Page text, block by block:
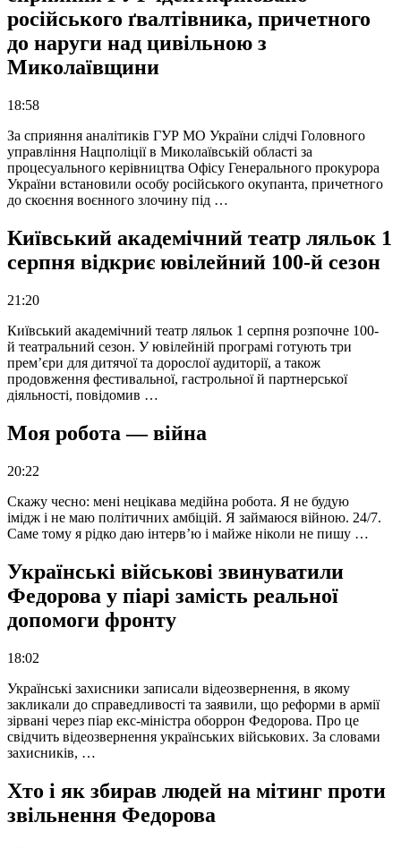
російського ґвалтівника, причетного
до наруги над цивільною з
Миколаївщини
18:58
За сприяння аналітиків ГУР МО України слідчі Головного
управління Нацполіції в Миколаївській області за
процесуального керівництва Офісу Генерального прокурора
України встановили особу російського окупанта, причетного
до скоєння воєнного злочину під …
Київський академічний театр ляльок 1
серпня відкриє ювілейний 100-й сезон
21:20
Київський академічний театр ляльок 1 серпня розпочне 100-
й театральний сезон. У ювілейній програмі готують три
прем’єри для дитячої та дорослої аудиторії, а також
продовження фестивальної, гастрольної й партнерської
діяльності, повідомив …
Моя робота — війна
20:22
Скажу чесно: мені нецікава медійна робота. Я не будую
імідж і не маю політичних амбіцій. Я займаюся війною. 24/7.
Саме тому я рідко даю інтерв’ю і майже ніколи не пишу …
Українські військові звинуватили
Федорова у піарі замість реальної
допомоги фронту
18:02
Українські захисники записали відеозвернення, в якому
закликали до справедливості та заявили, що реформи в армії
зірвані через піар екс-міністра оборрон Федорова. Про це
свідчить відеозвернення українських військових. За словами
захисників, …
Хто і як збирав людей на мітинг проти
звільнення Федорова